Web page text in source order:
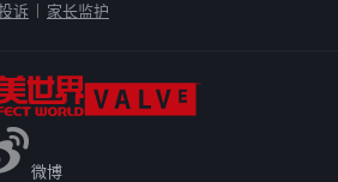
诉
家长监护
微博